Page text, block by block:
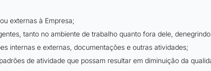
externas à Empresa;
tanto no ambiente de trabalho quanto fora dele,
internas e externas, documentações e outras atividades;
de atividade que possam resultar em diminuição da